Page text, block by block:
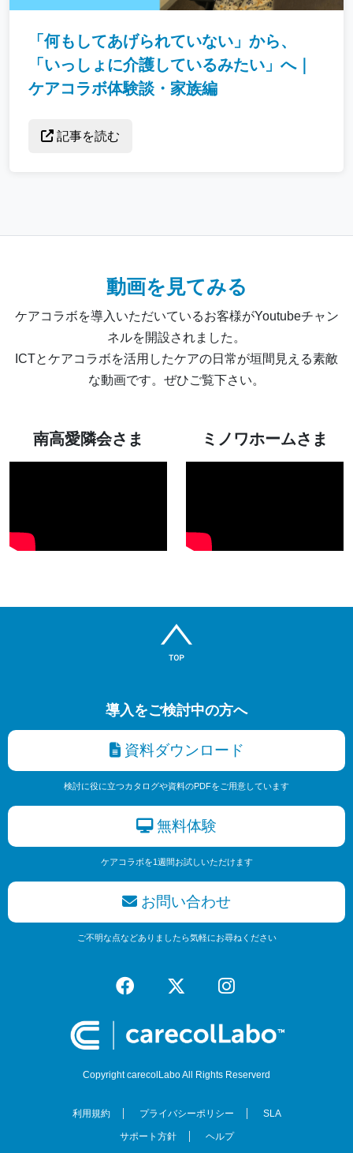
「何もしてあげられていない」から、
「いっしょに介護しているみたい」へ｜
ケアコラボ体験談・家族編
記事を読む
動画を見てみる
ケアコラボを導入いただいているお客様がYoutubeチャン
ネルを開設されました。
ICTとケアコラボを活用したケアの日常が垣間見える素敵
な動画です。ぜひご覧下さい。
南高愛隣会さま ミノワホームさま
導入をご検討中の方へ
資料ダウンロード
検討に役に立つカタログや資料のPDFをご用意しています
無料体験
ケアコラボを1週間お試しいただけます
お問い合わせ
ご不明な点などありましたら気軽にお尋ねください
Copyright carecolLabo All Rights Reserverd
利用規約 プライバシーポリシー SLA
サポート方針 ヘルプ